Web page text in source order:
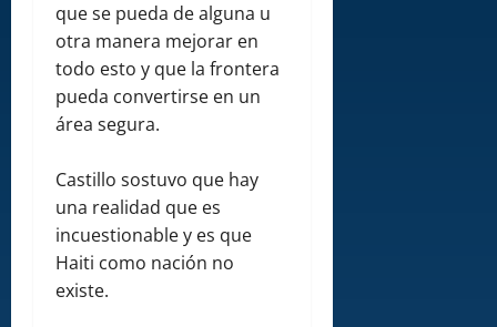
que se pueda de alguna u
otra manera mejorar en
todo esto y que la frontera
pueda convertirse en un
área segura.
Castillo sostuvo que hay
una realidad que es
incuestionable y es que
Haiti como nación no
existe.